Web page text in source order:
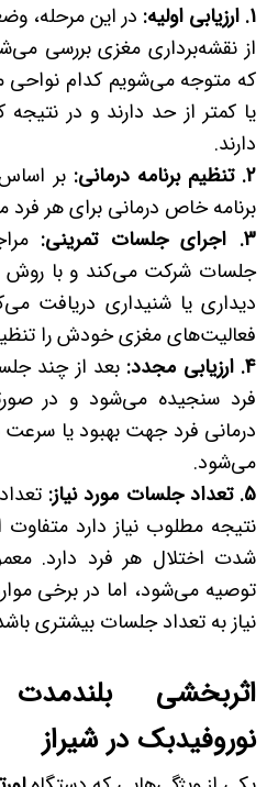
1. ارزیابی اولیه:
در این مرحله،
از نقشه‌برداری مغزی بررسی
که متوجه می‌شویم کدام
یا کمتر از حد دارند و در نتیجه
دارند.
2. تنظیم برنامه درمانی:
بر اساس
برنامه خاص درمانی برای هر
3. اجرای جلسات تمرینی:
جلسات شرکت می‌کند و با روش
دیداری یا شنیداری دریافت
فعالیت‌های مغزی خودش را
4. ارزیابی مجدد:
بعد از چند
فرد سنجیده می‌شود و در
درمانی فرد جهت بهبود یا
می‌شود.
5. تعداد جلسات مورد نیاز:
نتیجه مطلوب نیاز دارد
توصیه می‌شود، اما در برخی
نیاز به تعداد جلسات بیشتری
اثربخشی
نوروفیدبک در شیراز